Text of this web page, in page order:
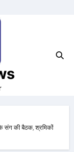
के संग की बैठक, श्रमिकों